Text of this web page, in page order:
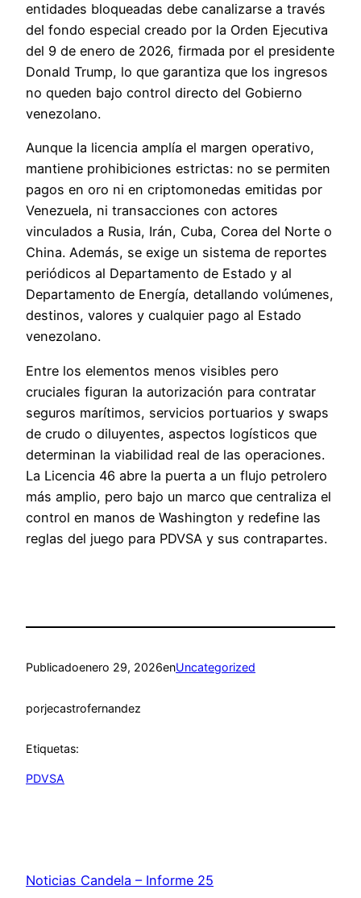
entidades bloqueadas debe canalizarse a través
del fondo especial creado por la Orden Ejecutiva
del 9 de enero de 2026, firmada por el presidente
Donald Trump, lo que garantiza que los ingresos
no queden bajo control directo del Gobierno
venezolano.
Aunque la licencia amplía el margen operativo,
mantiene prohibiciones estrictas: no se permiten
pagos en oro ni en criptomonedas emitidas por
Venezuela, ni transacciones con actores
vinculados a Rusia, Irán, Cuba, Corea del Norte o
China. Además, se exige un sistema de reportes
periódicos al Departamento de Estado y al
Departamento de Energía, detallando volúmenes,
destinos, valores y cualquier pago al Estado
venezolano.
Entre los elementos menos visibles pero
cruciales figuran la autorización para contratar
seguros marítimos, servicios portuarios y swaps
de crudo o diluyentes, aspectos logísticos que
determinan la viabilidad real de las operaciones.
La Licencia 46 abre la puerta a un flujo petrolero
más amplio, pero bajo un marco que centraliza el
control en manos de Washington y redefine las
reglas del juego para PDVSA y sus contrapartes.
Publicadoenero 29, 2026enUncategorized
porjecastrofernandez
Etiquetas:
PDVSA
Noticias Candela – Informe 25